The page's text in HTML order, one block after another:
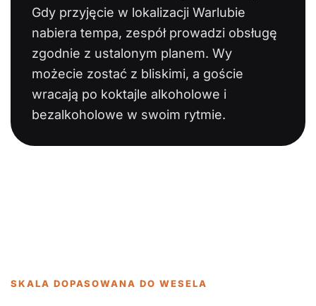
Gdy przyjęcie w lokalizacji Warlubie
nabiera tempa, zespół prowadzi obsługę
zgodnie z ustalonym planem. Wy
możecie zostać z bliskimi, a goście
wracają po koktajle alkoholowe i
bezalkoholowe w swoim rytmie.
SKALA DOPASOWANA DO WESELA